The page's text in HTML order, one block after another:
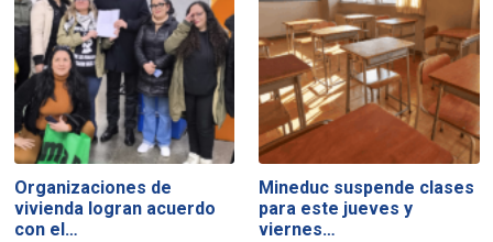
Organizaciones de
vivienda logran acuerdo
con el…
Mineduc suspende clases
para este jueves y
viernes…